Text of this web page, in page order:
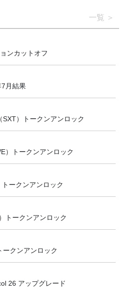
一覧
ンカットオフ
月結果
）トークンアンロック
）トークンアンロック
ークンアンロック
トークンアンロック
ークンアンロック
26 アップグレード